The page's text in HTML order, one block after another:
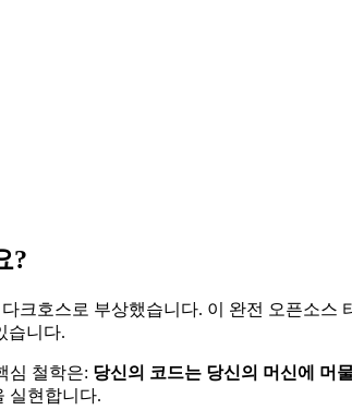
?
크호스로 부상했습니다. 이 완전 오픈소
습니다.
심 철학은: 당신의 코드는 당신의 머신에 머
실현합니다.